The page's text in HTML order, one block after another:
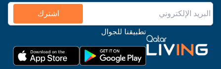
اشترك
تطبيقنا للجوال